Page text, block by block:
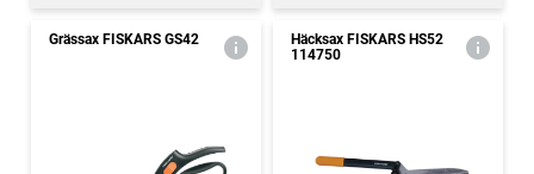
Grässax FISKARS GS42
Häcksax FISKARS HS52
114750